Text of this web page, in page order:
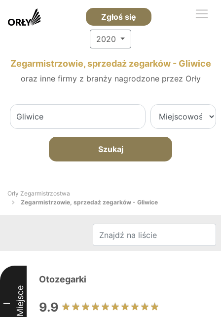
Zgłoś się
2020
Zegarmistrzowie, sprzedaż zegarków - Gliwice
oraz inne firmy z branży nagrodzone przez Orły
Szukaj
Orły Zegarmistrzostwa
Zegarmistrzowie, sprzedaż zegarków - Gliwice
I Miejsce
Otozegarki
9.9